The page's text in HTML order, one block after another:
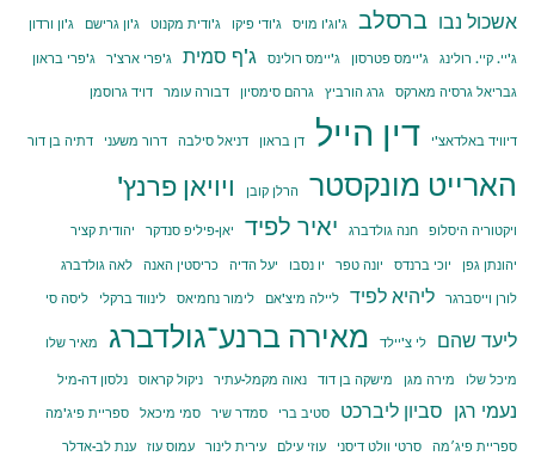
אשכול נבו ברסלב ג'וג'ו מויס ג'ודי פיקו ג'ודית מקנוט ג'ון גרישם ג'ון ורדון
ג'יי. קיי. רולינג ג'יימס פטרסון ג'יימס רולינס ג'ף סמית ג'פרי ארצ'ר
ג'פרי בראון
גבריאל גרסיה מארקס
גרג הורביץ גרהם סימסיון דבורה עומר דויד גרוסמן
דיוויד באלדאצ'י דין הייל דן בראון דניאל סילבה דרור משעני דתיה בן דור
הארייט מונקסטר הרלן קובן ויויאן פרנץ'
ויקטוריה היסלופ חנה גולדברג יאיר לפיד יאן-פיליפ סנדקר יהודית קציר
יהונתן גפן יוכי ברנדס יונה טפר יו נסבו יעל הדיה כריסטין האנה
לאה גולדברג
לורן וייסברגר
ליהיא לפיד ליילה מיצ'אם לימור נחמיאס לינווד ברקלי ליסה סי
ליעד שהם לי צ'יילד מאירה ברנע־גולדברג מאיר שלו
מיכל שלו מירה מגן מישקה בן דוד נאוה מקמל-עתיר ניקול קראוס נלסון דה-מיל
נעמי רגן סביון ליברכט סטיב ברי סמדר שיר סמי מיכאל
ספריית פיג'מה
ספריית פיג׳מה
סרטי וולט דיסני עוזי עילם עירית לינור עמוס עוז
ענת לב-אדלר